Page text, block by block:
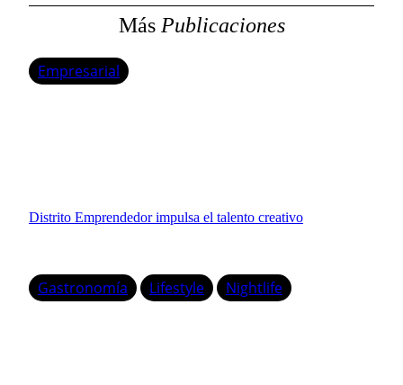
MásPublicaciones
Empresarial
Distrito Emprendedor impulsa el talento creativo
Gastronomía Lifestyle Nightlife